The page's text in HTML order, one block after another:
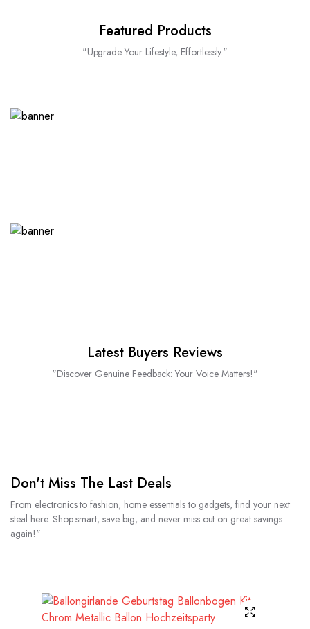
Featured Products
"Upgrade Your Lifestyle, Effortlessly."
Latest Buyers Reviews
"Discover Genuine Feedback: Your Voice Matters!"
Don't Miss The Last Deals
From electronics to fashion, home essentials to gadgets, find your next
steal here. Shop smart, save big, and never miss out on great savings
again!"